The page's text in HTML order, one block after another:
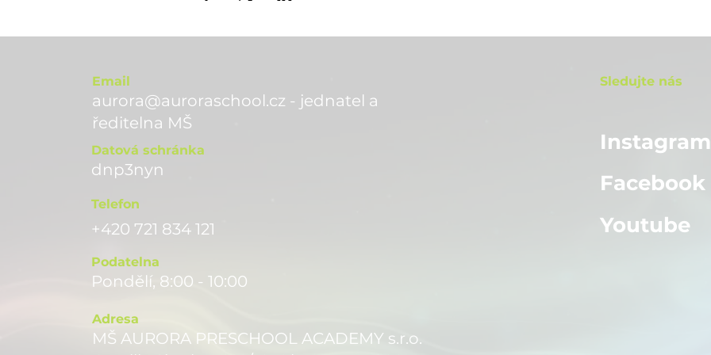
Email
aurora@auroraschool.cz - jednatel a
ředitelna MŠ
Datová schránka
dnp3nyn
Telefon
+420 721 834 121
Podatelna
Pondělí, 8:00 - 10:00
Adresa
MŠ AURORA PRESCHOOL ACADEMY s.r.o.
Sledujte nás
Instagram
Facebook
Youtube